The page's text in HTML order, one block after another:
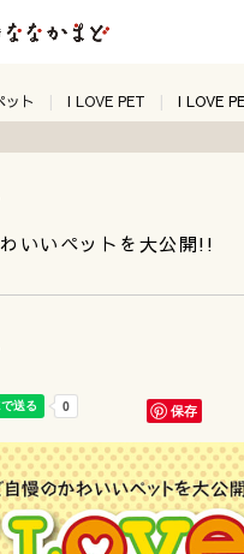
ット I LOVE PET I LOVE
いいペットを大公開!!
保存